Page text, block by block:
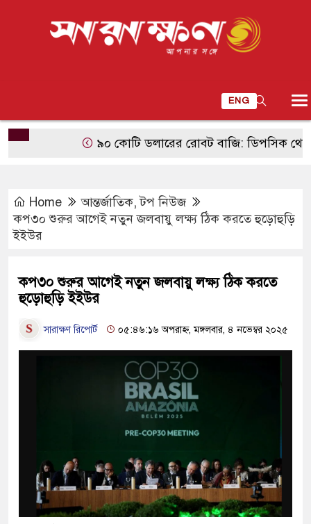
ENG
৯০ কোটি ডলারের রোবট বাজি: ডিপসিক থেকে
Home আন্তর্জাতিক,টপ নিউজ
কপ৩০ শুরুর আগেই নতুন জলবায়ু লক্ষ্য ঠিক করতে হুড়োহুড়ি
ইইউর
কপ৩০ শুরুর আগেই নতুন জলবায়ু লক্ষ্য ঠিক করতে
হুড়োহুড়ি ইইউর
সারাক্ষণ রিপোর্ট ০৫:৪৬:১৬ অপরাহ্ন, মঙ্গলবার, ৪ নভেম্বর ২০২৫